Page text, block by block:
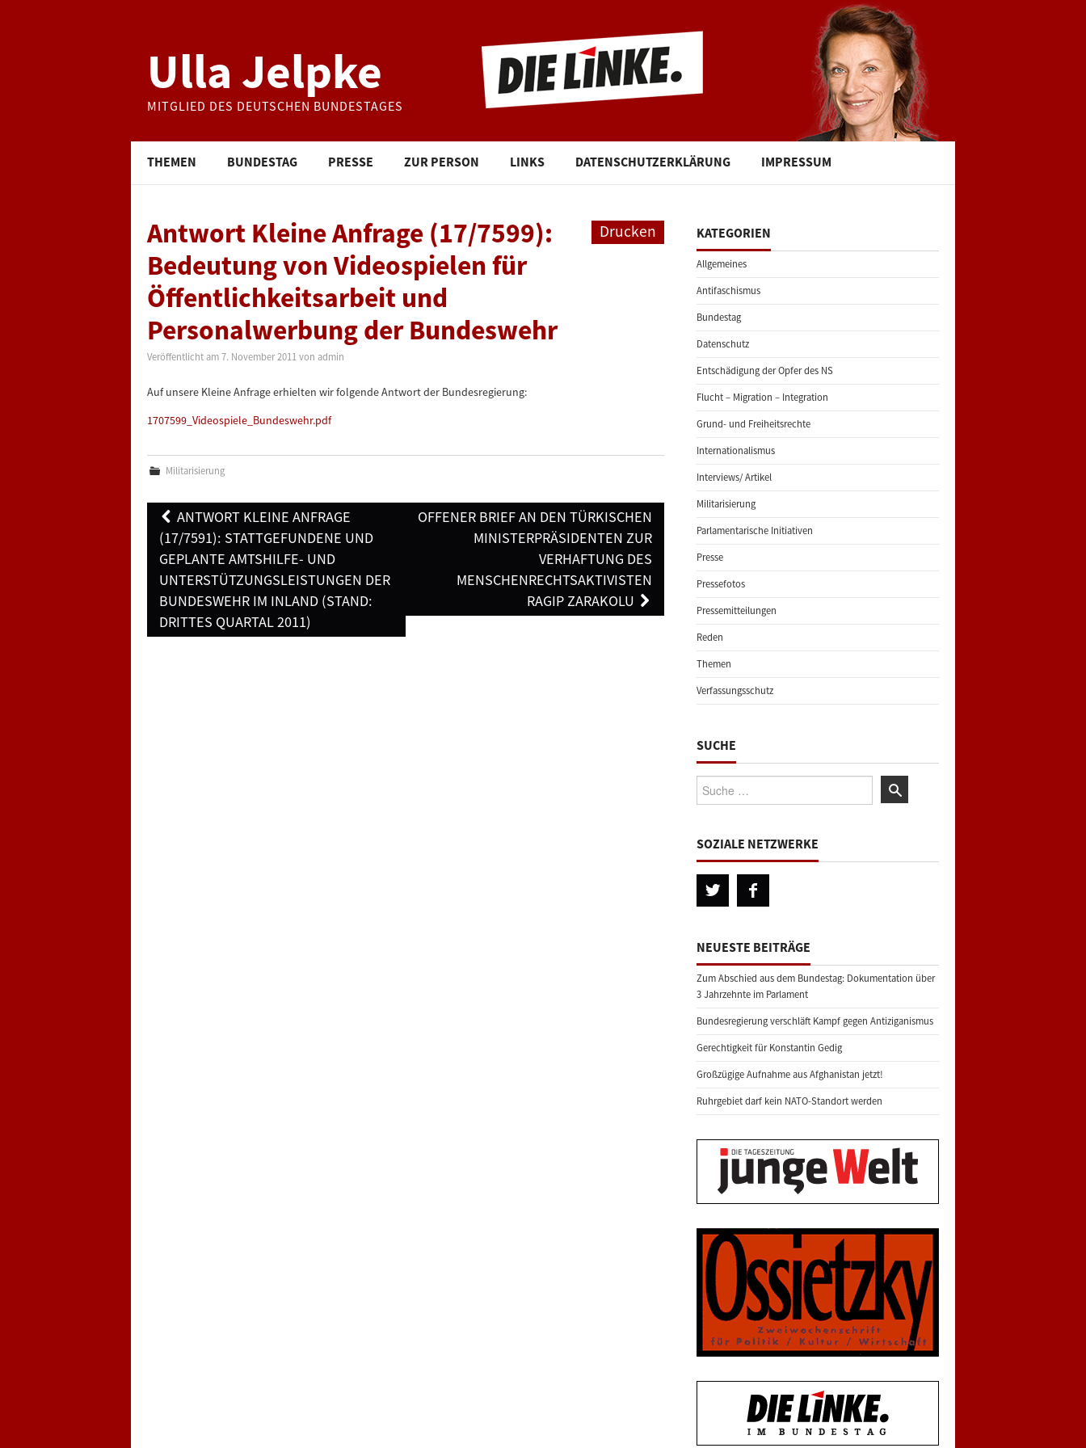
Ulla Jelpke
MITGLIED DES DEUTSCHEN BUNDESTAGES
THEMEN BUNDESTAG PRESSE ZUR PERSON LINKS DATENSCHUTZERKLÄRUNG IMPRESSUM
Drucken
Antwort Kleine Anfrage (17/7599):
Bedeutung von Videospielen für
Öffentlichkeitsarbeit und
Personalwerbung der Bundeswehr
Veröffentlicht am 7. November 2011 von admin
Auf unsere Kleine Anfrage erhielten wir folgende Antwort der Bundesregierung:
1707599_Videospiele_Bundeswehr.pdf
Militarisierung
Post
navigation
ANTWORT KLEINE ANFRAGE
(17/7591): STATTGEFUNDENE UND
GEPLANTE AMTSHILFE- UND
UNTERSTÜTZUNGSLEISTUNGEN DER
BUNDESWEHR IM INLAND (STAND:
DRITTES QUARTAL 2011)
OFFENER BRIEF AN DEN TÜRKISCHEN
MINISTERPRÄSIDENTEN ZUR
VERHAFTUNG DES
MENSCHENRECHTSAKTIVISTEN
RAGIP ZARAKOLU
KATEGORIEN
Allgemeines
Antifaschismus
Bundestag
Datenschutz
Entschädigung der Opfer des NS
Flucht – Migration – Integration
Grund- und Freiheitsrechte
Internationalismus
Interviews/ Artikel
Militarisierung
Parlamentarische Initiativen
Presse
Pressefotos
Pressemitteilungen
Reden
Themen
Verfassungsschutz
SUCHE
Suche:
SOZIALE NETZWERKE
NEUESTE BEITRÄGE
Zum Abschied aus dem Bundestag: Dokumentation über
3 Jahrzehnte im Parlament
Bundesregierung verschläft Kampf gegen Antiziganismus
Gerechtigkeit für Konstantin Gedig
Großzügige Aufnahme aus Afghanistan jetzt!
Ruhrgebiet darf kein NATO-Standort werden